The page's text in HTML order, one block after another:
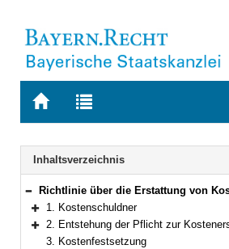
Zur
BAYERN.RECHT
Zur
letzten
Suche
Navigation
Inhaltsverzeichnis
Bereich reduzieren
Richtlinie über die Erstattung von Kosten, die im Rahmen der Durchführung von Maßnahmen nach
Bereich erweitern
1. Kostenschuldner
Bereich erweitern
2. Entstehung der Pflicht zur
3. Kostenfestsetzung